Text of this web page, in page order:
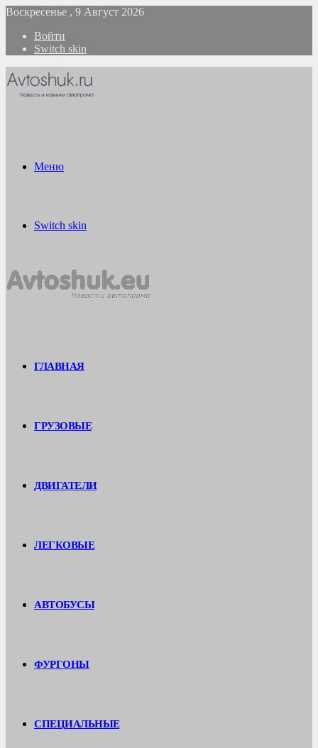
Воскресенье , 9 Август 2026
Войти
Switch skin
Меню
Switch skin
ГЛАВНАЯ
ГРУЗОВЫЕ
ДВИГАТЕЛИ
ЛЕГКОВЫЕ
АВТОБУСЫ
ФУРГОНЫ
СПЕЦИАЛЬНЫЕ